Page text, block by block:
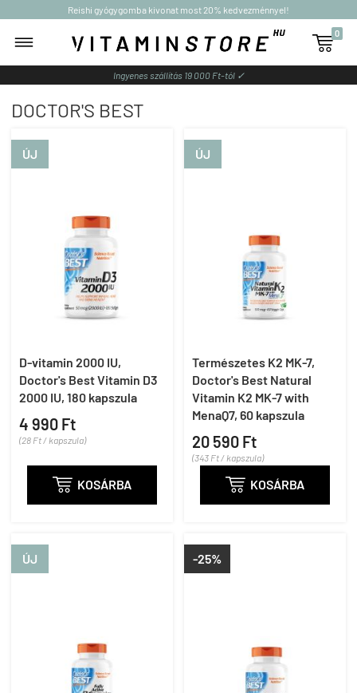
Reishi gyógygomba kivonat most 20% kedvezménnyel!

0
Ingyenes szállítás 19 000 Ft-tól ✓
DOCTOR'S BEST
ÚJ
D-vitamin 2000 IU,
Doctor's Best Vitamin D3
2000 IU, 180 kapszula
4 990 Ft
(28 Ft / kapszula)
 KOSÁRBA
ÚJ
Természetes K2 MK-7,
Doctor's Best Natural
Vitamin K2 MK-7 with
MenaQ7, 60 kapszula
20 590 Ft
(343 Ft / kapszula)
 KOSÁRBA
ÚJ -25%